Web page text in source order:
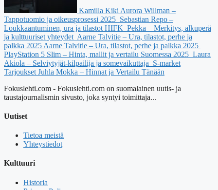
Kamilla Kiki Aurora Willman –
Tappotuomio ja oikeusprosessi 2025 Sebastian Repo –
Loukkaantuminen, ura ja tilastot HIFK Pekka – Merkitys, alkuperä
ja kulttuuriset yhteydet Aarne Talvitie – Ura, tilastot, perhe ja
palkka 2025 Aarne Talvitie – Ura, tilastot, perhe ja palkka 2025
PlayStation 5 Slim – Hinta, mallit ja vertailu Suomessa 2025 Laura
Akiola – Selviytyjät-kilpailija ja somevaikuttaja S-market
Tarjoukset Juhla Mokka – Hinnat ja Vertailu Tänään
Fokuslehti.com - Fokuslehti.com on suomalainen uutis- ja
taustajournalismin sivusto, joka syntyi toimittaja...
Uutiset
Tietoa meistä
Yhteystiedot
Kulttuuri
Historia